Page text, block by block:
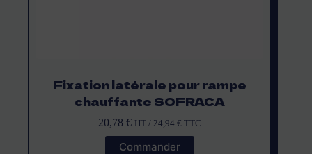
Fixation latérale pour rampe
chauffante SOFRACA
20,78 € HT / 24,94 € TTC
Commander